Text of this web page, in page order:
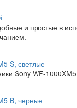
и простые в
S, светлые
Sony WF-1000XM5.
B, черные